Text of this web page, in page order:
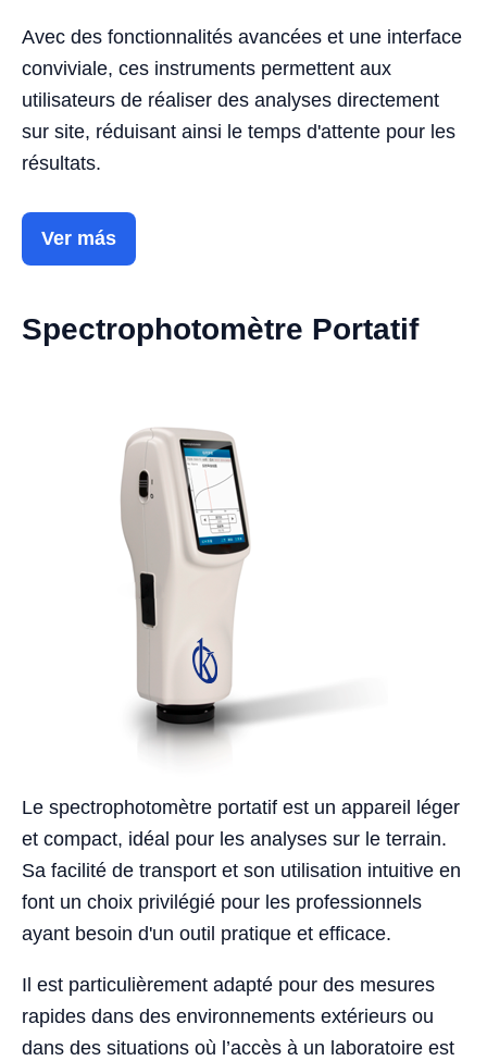
Avec des fonctionnalités avancées et une interface
conviviale, ces instruments permettent aux
utilisateurs de réaliser des analyses directement
sur site, réduisant ainsi le temps d'attente pour les
résultats.
Ver más
Spectrophotomètre Portatif
Le spectrophotomètre portatif est un appareil léger
et compact, idéal pour les analyses sur le terrain.
Sa facilité de transport et son utilisation intuitive en
font un choix privilégié pour les professionnels
ayant besoin d'un outil pratique et efficace.
Il est particulièrement adapté pour des mesures
rapides dans des environnements extérieurs ou
dans des situations où l’accès à un laboratoire est